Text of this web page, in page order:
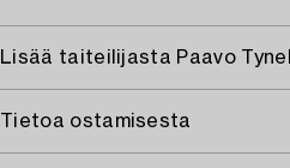
Lisää taiteilijasta Paavo Tynell
Tietoa ostamisesta